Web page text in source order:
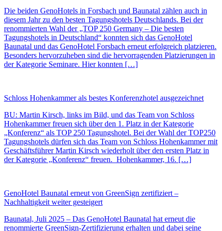
Die beiden GenoHotels in Forsbach und Baunatal zählen auch in
diesem Jahr zu den besten Tagungshotels Deutschlands. Bei der
renommierten Wahl der „TOP 250 Germany – Die besten
Tagungshotels in Deutschland“ konnten sich das GenoHotel
Baunatal und das GenoHotel Forsbach erneut erfolgreich platzieren.
Besonders hervorzuheben sind die hervorragenden Platzierungen in
der Kategorie Seminare. Hier konnten […]
Schloss Hohenkammer als bestes Konferenzhotel ausgezeichnet
BU: Martin Kirsch, links im Bild, und das Team von Schloss
Hohenkammer freuen sich über den 1. Platz in der Kategorie
„Konferenz“ als TOP 250 Tagungshotel. Bei der Wahl der TOP250
Tagungshotels dürfen sich das Team von Schloss Hohenkammer mit
Geschäftsführer Martin Kirsch wiederholt über den ersten Platz in
der Kategorie „Konferenz“ freuen. Hohenkammer, 16. […]
GenoHotel Baunatal erneut von GreenSign zertifiziert –
Nachhaltigkeit weiter gesteigert
Baunatal, Juli 2025 – Das GenoHotel Baunatal hat erneut die
renommierte GreenSign-Zertifizierung erhalten und dabei seine